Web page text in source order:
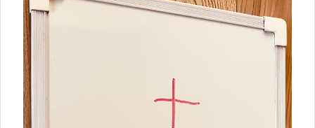
プ
レ
ー
ヤ
ー